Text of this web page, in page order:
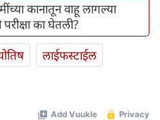
कानातून वाहू लागल्या
का घेतली?
लाईफस्टाईल